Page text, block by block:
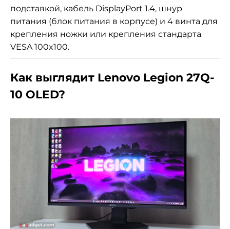
подставкой, кабель DisplayPort 1.4, шнур
питания (блок питания в корпусе) и 4 винта для
крепления ножки или крепления стандарта
VESA 100x100.
Как выглядит Lenovo Legion 27Q-
10 OLED?